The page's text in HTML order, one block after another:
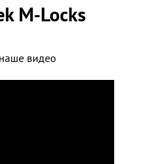
M-Locks
видео